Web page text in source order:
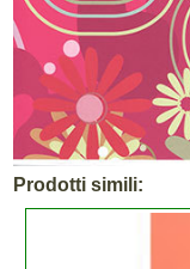
Prodotti simili: